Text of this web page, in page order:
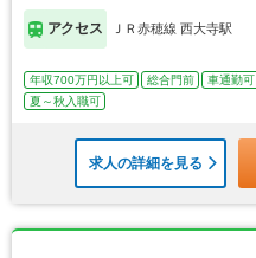
アクセス ＪＲ赤穂線 西大寺駅
年収700万円以上可 総合門前 車通勤可
夏～秋入職可
求人の詳細を見る